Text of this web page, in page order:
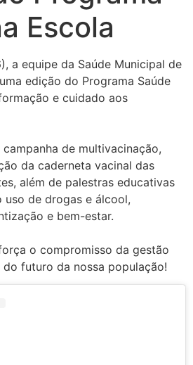
Escola
a equipe da Saúde Municipal de
edição do Programa Saúde
e cuidado aos
de multivacinação,
da caderneta vacinal das
além de palestras educativas
uso de drogas e álcool,
e bem-estar.
o compromisso da gestão
futuro da nossa população!